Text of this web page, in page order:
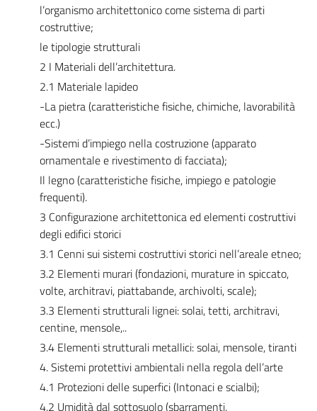
l’organismo architettonico come sistema di parti
costruttive;
le tipologie strutturali
2 I Materiali dell’architettura.
2.1 Materiale lapideo
-La pietra (caratteristiche fisiche, chimiche, lavorabilità
ecc.)
-Sistemi d’impiego nella costruzione (apparato
ornamentale e rivestimento di facciata);
Il legno (caratteristiche fisiche, impiego e patologie
frequenti).
3 Configurazione architettonica ed elementi costruttivi
degli edifici storici
3.1 Cenni sui sistemi costruttivi storici nell’areale etneo;
3.2 Elementi murari (fondazioni, murature in spiccato,
volte, architravi, piattabande, archivolti, scale);
3.3 Elementi strutturali lignei: solai, tetti, architravi,
centine, mensole,..
3.4 Elementi strutturali metallici: solai, mensole, tiranti
4. Sistemi protettivi ambientali nella regola dell’arte
4.1 Protezioni delle superfici (Intonaci e scialbi);
4.2 Umidità dal sottosuolo (sbarramenti,